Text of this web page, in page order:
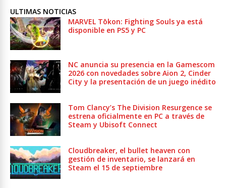
ULTIMAS NOTICIAS
MARVEL Tōkon: Fighting Souls ya está
disponible en PS5 y PC
NC anuncia su presencia en la Gamescom
2026 con novedades sobre Aion 2, Cinder
City y la presentación de un juego inédito
Tom Clancy’s The Division Resurgence se
estrena oficialmente en PC a través de
Steam y Ubisoft Connect
Cloudbreaker, el bullet heaven con
gestión de inventario, se lanzará en
Steam el 15 de septiembre